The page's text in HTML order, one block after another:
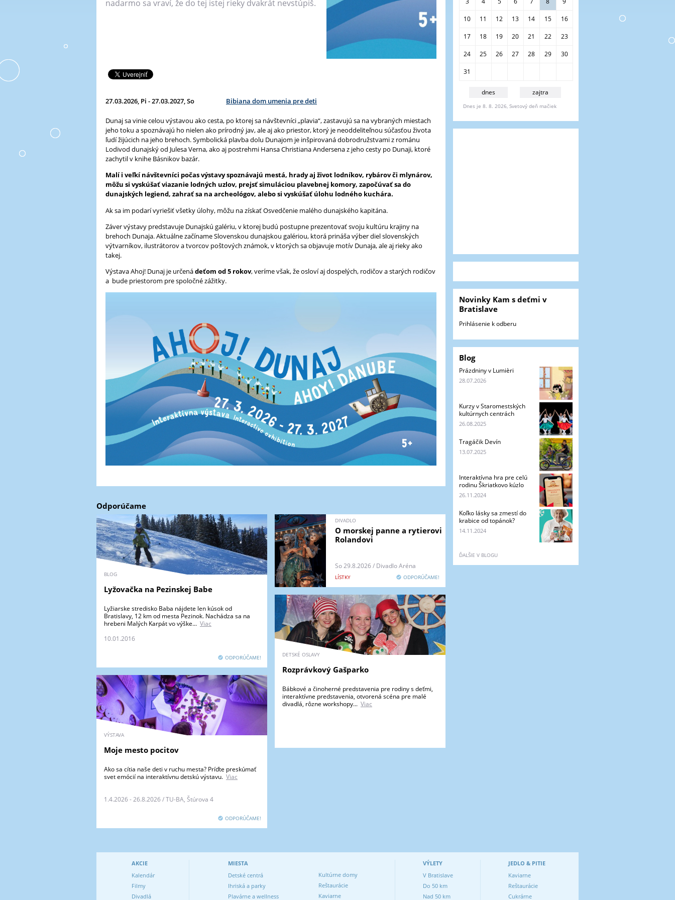
nadarmo sa vraví, že do tej istej rieky dvakrát nevstúpiš.
27.03.2026, Pi - 27.03.2027, So Bibiana dom umenia pre deti
Dunaj sa vinie celou výstavou ako cesta, po ktorej sa návštevníci „plavia“, zastavujú sa na vybraných miestach
jeho toku a spoznávajú ho nielen ako prírodný jav, ale aj ako priestor, ktorý je neoddeliteľnou súčasťou života
ľudí žijúcich na jeho brehoch. Symbolická plavba dolu Dunajom je inšpirovaná dobrodružstvami z románu
Lodivod dunajský od Julesa Verna, ako aj postrehmi Hansa Christiana Andersena z jeho cesty po Dunaji, ktoré
zachytil v knihe Básnikov bazár.
Malí i veľkí návštevníci počas výstavy spoznávajú mestá, hrady aj život lodníkov, rybárov či mlynárov,
môžu si vyskúšať viazanie lodných uzlov, prejsť simuláciou plavebnej komory, započúvať sa do
dunajských legiend, zahrať sa na archeológov, alebo si vyskúšať úlohu lodného kuchára.
Ak sa im podarí vyriešiť všetky úlohy, môžu na získať Osvedčenie malého dunajského kapitána.
Záver výstavy predstavuje Dunajskú galériu, v ktorej budú postupne prezentovať svoju kultúru krajiny na
brehoch Dunaja. Aktuálne začíname Slovenskou dunajskou galériou, ktorá prináša výber diel slovenských
výtvarníkov, ilustrátorov a tvorcov poštových známok, v ktorých sa objavuje motív Dunaja, ale aj rieky ako
takej.
Výstava Ahoj! Dunaj je určenádeťom od 5 rokov, veríme však, že osloví aj dospelých, rodičov a starých rodičov
a bude priestorom pre spoločné zážitky.
Odporúčame
BLOG
Lyžovačka na Pezinskej Babe
Lyžiarske stredisko Baba nájdete len kúsok od
Bratislavy, 12 km od mesta Pezinok. Nachádza sa na
hrebeni Malých Karpát vo výške... Viac
10.01.2016
ODPORÚČAME!
DIVADLO
O morskej panne a rytierovi
Rolandovi
LÍSTKY
So 29.8.2026 / Divadlo Aréna
ODPORÚČAME!
DETSKÉ OSLAVY
Rozprávkový Gašparko
Bábkové a činoherné predstavenia pre rodiny s deťmi,
interaktívne predstavenia, otvorená scéna pre malé
divadlá, rôzne workshopy... Viac
VÝSTAVA
Moje mesto pocitov
Ako sa cítia naše deti v ruchu mesta? Príďte preskúmať
svet emócií na interaktívnu detskú výstavu. Viac
1.4.2026 - 26.8.2026 / TU-BA, Štúrova 4
ODPORÚČAME!
10 11 12 13 14 15 16
17 18 19 20 21 22 23
24 25 26 27 28 29 30
31
dnes zajtra
Dnes je 8. 8. 2026, Svetový deň mačiek
Novinky Kam s deťmi v
Bratislave
Prihlásenie k odberu
Blog
Prázdniny v Lumièri
28.07.2026
Kurzy v Staromestských
kultúrnych centrách
26.08.2025
Tragáčik Devín
13.07.2025
Interaktívna hra pre celú
rodinu Škriatkovo kúzlo
26.11.2024
Koľko lásky sa zmestí do
krabice od topánok?
14.11.2024
ĎALŠIE V BLOGU
AKCIE
Kalendár
Filmy
Divadlá
MIESTA
Detské centrá
Ihriská a parky
Plavárne a wellness
Kultúrne domy
Reštaurácie
Kaviarne
VÝLETY
V Bratislave
Do 50 km
Nad 50 km
JEDLO & PITIE
Kaviarne
Reštaurácie
Cukrárne